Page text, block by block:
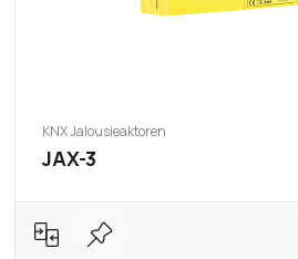
KNX Jalousieaktoren
JAX-3